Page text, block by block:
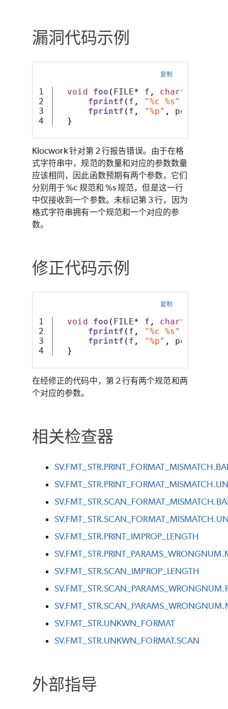
漏洞代码示例
复制
1
2
3
void foo ( FILE* f , char*
fprintf ( f , "%c %s"
fprintf ( f , "%p" , pc
}
Klocwork 针对第 2 行报告错误。由于在格
式字符串中，规范的数量和对应的参数数量
应该相同，因此函数预期有两个参数，它们
分别用于 %c 规范和 %s 规范，但是这一行
中仅接收到一个参数。未标记第 3 行，因为
格式字符串拥有一个规范和一个对应的参
数。
修正代码示例
复制
1
2
3
void foo ( FILE* f , char*
fprintf ( f , "%c %s"
fprintf ( f , "%p" , pc
}
在经修正的代码中，第 2 行有两个规范和两
个对应的参数。
相关检查器
SV.FMT_STR.PRINT_IMPROP_LENGTH
SV.FMT_STR.SCAN_IMPROP_LENGTH
SV.FMT_STR.UNKWN_FORMAT
SV.FMT_STR.UNKWN_FORMAT.SCAN
外部指导